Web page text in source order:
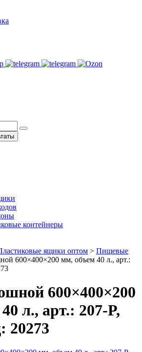
контейнеры
ящики оптом > Пищевые
600×400×200 мм, объем 40 л., арт.:
600×400×200
л., арт.: 207-P,
20273